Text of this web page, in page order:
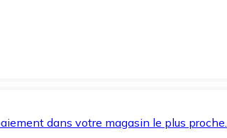
dans votre magasin le plus proche.